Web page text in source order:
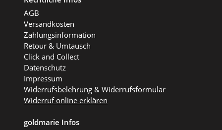
AGB
Versandkosten
Zahlungsinformation
Retour & Umtausch
Click and Collect
Datenschutz
Impressum
Widerrufsbelehrung & Widerrufsformular
Widerruf online erklären
goldmarie Infos